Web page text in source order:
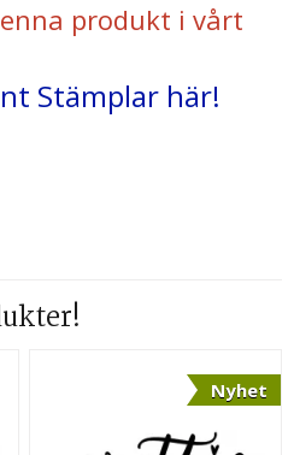
produkt i vårt
Stämplar här!
Nyhet